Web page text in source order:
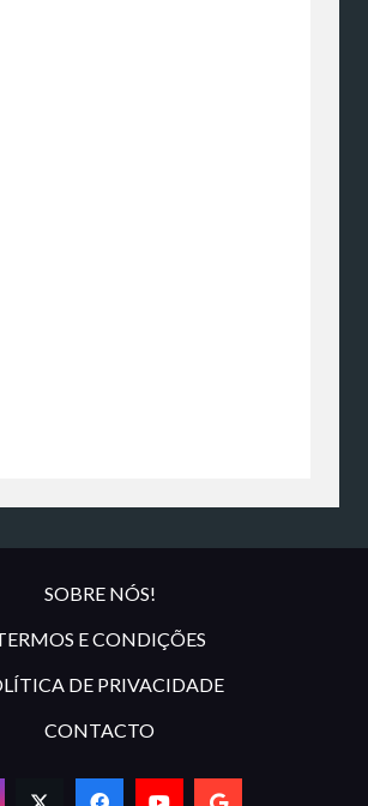
SOBRE NÓS!
E CONDIÇÕES
DE PRIVACIDADE
CONTACTO